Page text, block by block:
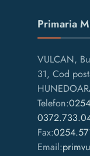
Primaria
VULCAN,
31, Cod
Telefon:
Fax:
Email: